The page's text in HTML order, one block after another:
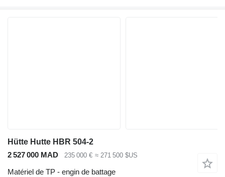
Hütte Hutte HBR 504-2
2 527 000 MAD
235 000 € ≈ 271 500 $US
Matériel de TP - engin de battage